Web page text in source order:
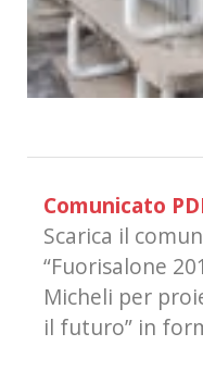
Comunicato
Scarica il
“Fuorisalone
Micheli per
il futuro” in